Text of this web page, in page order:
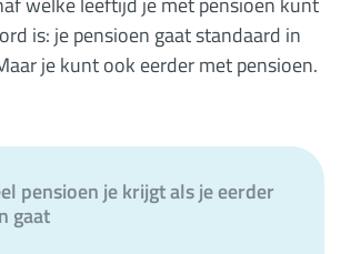
is: je pensioen gaat standaard in
je kunt ook eerder met pensioen.
pensioen je krijgt als je eerder
gaat